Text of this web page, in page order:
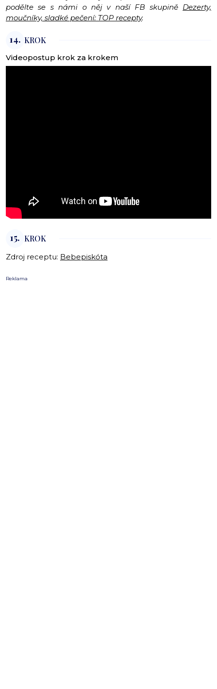
podělte se s námi o něj v naší FB skupině Dezerty,
moučníky, sladké pečení: TOP recepty.
14. KROK
Videopostup krok za krokem
15. KROK
Zdroj receptu: Bebepiskóta
Reklama